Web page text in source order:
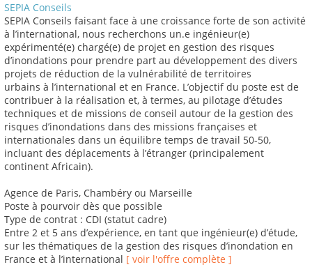
SEPIA Conseils
SEPIA Conseils faisant face à une croissance forte de son activité
à l’international, nous recherchons un.e ingénieur(e)
expérimenté(e) chargé(e) de projet en gestion des risques
d’inondations pour prendre part au développement des divers
projets de réduction de la vulnérabilité de territoires
urbains à l’international et en France. L’objectif du poste est de
contribuer à la réalisation et, à termes, au pilotage d’études
techniques et de missions de conseil autour de la gestion des
risques d’inondations dans des missions françaises et
internationales dans un équilibre temps de travail 50-50,
incluant des déplacements à l’étranger (principalement
continent Africain).
Agence de Paris, Chambéry ou Marseille
Poste à pourvoir dès que possible
Type de contrat : CDI (statut cadre)
Entre 2 et 5 ans d’expérience, en tant que ingénieur(e) d’étude,
sur les thématiques de la gestion des risques d’inondation en
France et à l’international [ voir l'offre complète ]